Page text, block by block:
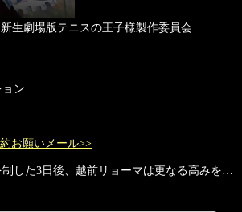
劇場版テニスの王子様製作委員会
ン
お願いメール>>
した3日後、越前リョーマは更なる高みを…